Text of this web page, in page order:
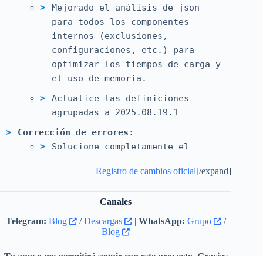
Mejorado el análisis de json
para todos los componentes
internos (exclusiones,
configuraciones, etc.) para
optimizar los tiempos de carga y
el uso de memoria.
Actualice las definiciones
agrupadas a 2025.08.19.1
Corrección de errores :
Solucione completamente el
para las conexiones TLS. Las
detecciones de OpenSSL no
funcionaban bien en las últimas
versiones, lo que provocaba
fallos de conexión.
Registro de cambios oficial[/expand]
Canales
Telegram: Blog /Descargas | WhatsApp: Grupo
/
Blog